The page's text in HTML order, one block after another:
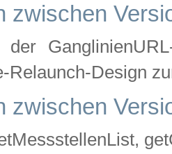
zwischen
der
Relaunch-Design
zwischen